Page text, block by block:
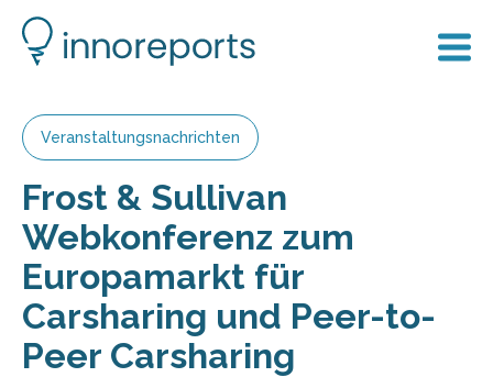
Veranstaltungsnachrichten
Frost & Sullivan
Webkonferenz zum
Europamarkt für
Carsharing und Peer-to-
Peer Carsharing